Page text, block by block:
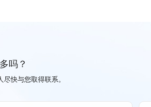
吗？
快与您取得联系。